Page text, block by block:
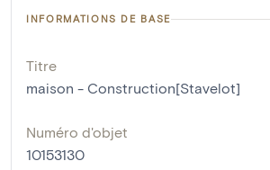
INFORMATIONS DE BASE
Titre
maison - Construction[Stavelot]
Numéro d'objet
10153130